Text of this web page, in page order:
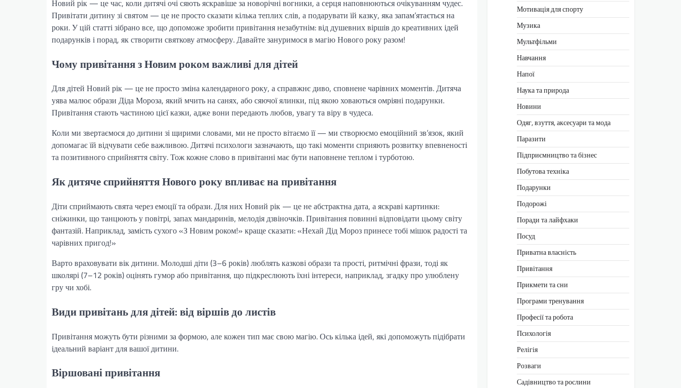
Новий рік — це час, коли дитячі очі сяють яскравіше за новорічні вогники, а серця наповнюються очікуванням чудес.
Привітати дитину зі святом — це не просто сказати кілька теплих слів, а подарувати їй казку, яка запам’ятається на
роки. У цій статті зібрано все, що допоможе зробити привітання незабутнім: від душевних віршів до креативних ідей
подарунків і порад, як створити святкову атмосферу. Давайте зануримося в магію Нового року разом!
Чому привітання з Новим роком важливі для дітей
Для дітей Новий рік — це не просто зміна календарного року, а справжнє диво, сповнене чарівних моментів. Дитяча
уява малює образи Діда Мороза, який мчить на санях, або сяючої ялинки, під якою ховаються омріяні подарунки.
Привітання стають частиною цієї казки, адже вони передають любов, увагу та віру в чудеса.
Коли ми звертаємося до дитини зі щирими словами, ми не просто вітаємо її — ми створюємо емоційний зв’язок, який
допомагає їй відчувати себе важливою. Дитячі психологи зазначають, що такі моменти сприяють розвитку впевненості
та позитивного сприйняття світу. Тож кожне слово в привітанні має бути наповнене теплом і турботою.
Як дитяче сприйняття Нового року впливає на привітання
Діти сприймають свята через емоції та образи. Для них Новий рік — це не абстрактна дата, а яскраві картинки:
сніжинки, що танцюють у повітрі, запах мандаринів, мелодія дзвіночків. Привітання повинні відповідати цьому світу
фантазій. Наприклад, замість сухого «З Новим роком!» краще сказати: «Нехай Дід Мороз принесе тобі мішок радості та
чарівних пригод!»
Варто враховувати вік дитини. Молодші діти (3–6 років) люблять казкові образи та прості, ритмічні фрази, тоді як
школярі (7–12 років) оцінять гумор або привітання, що підкреслюють їхні інтереси, наприклад, згадку про улюблену
гру чи хобі.
Види привітань для дітей: від віршів до листів
Привітання можуть бути різними за формою, але кожен тип має свою магію. Ось кілька ідей, які допоможуть підібрати
ідеальний варіант для вашої дитини.
Віршовані привітання
Мотивація для спорту
Музика
Мультфільми
Навчання
Напої
Наука та природа
Новини
Одяг, взуття, аксесуари та мода
Паразити
Підприємництво та бізнес
Побутова техніка
Подарунки
Подорожі
Поради та лайфхаки
Посуд
Приватна власність
Привітання
Прикмети та сни
Програми тренування
Професії та робота
Психологія
Релігія
Розваги
Садівництво та рослини